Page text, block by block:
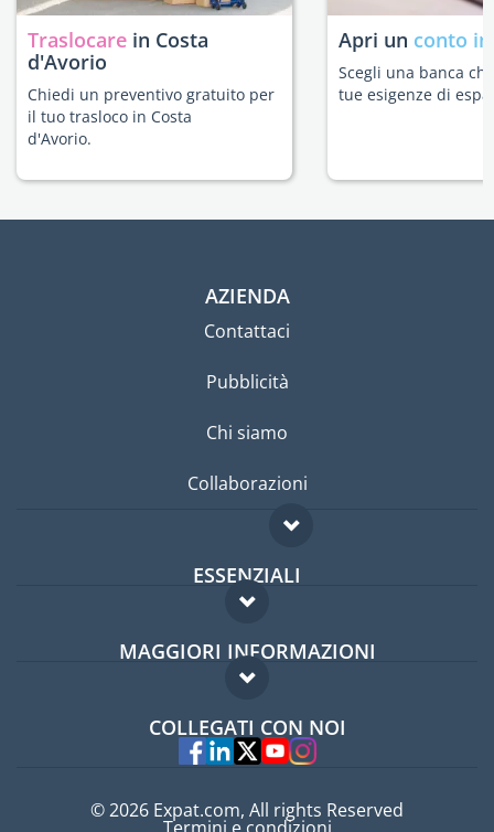
Traslocare in Costa
d'Avorio
Chiedi un preventivo gratuito per
il tuo trasloco in Costa
d'Avorio.
Apri un conto
Scegli una banca
tue esigenze di
AZIENDA
Contattaci
Pubblicità
Chi siamo
Collaborazioni
ESSENZIALI
Forum per expat
Guida per expat
MAGGIORI INFORMAZIONI
Domande frequenti
Esperti
COLLEGATI CON NOI
© 2026 Expat.com, All rights Reserved